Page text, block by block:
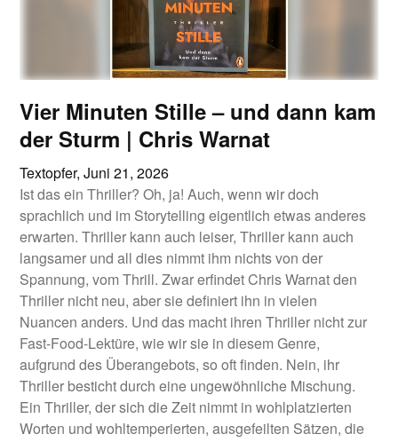
Vier Minuten Stille – und dann kam
der Sturm | Chris Warnat
Textopfer,Juni 21, 2026
Ist das ein Thriller? Oh, ja! Auch, wenn wir doch
sprachlich und im Storytelling eigentlich etwas anderes
erwarten. Thriller kann auch leiser, Thriller kann auch
langsamer und all dies nimmt ihm nichts von der
Spannung, vom Thrill. Zwar erfindet Chris Warnat den
Thriller nicht neu, aber sie definiert ihn in vielen
Nuancen anders. Und das macht ihren Thriller nicht zur
Fast-Food-Lektüre, wie wir sie in diesem Genre,
aufgrund des Überangebots, so oft finden. Nein, ihr
Thriller besticht durch eine ungewöhnliche Mischung.
Ein Thriller, der sich die Zeit nimmt in wohlplatzierten
Worten und wohltemperierten, ausgefeilten Sätzen, die